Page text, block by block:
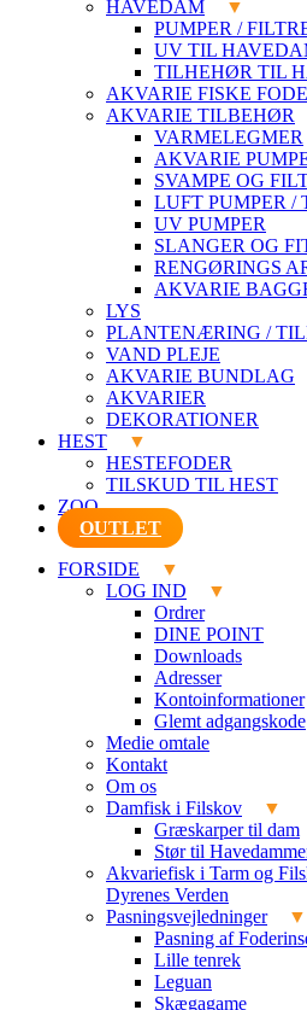
HAVEDAM
PUMPER /
UV TIL
TILHEHØR TIL
AKVARIE FISKE
AKVARIE TILBEHØR
VARMELEGMER
AKVARIE
SVAMPE OG
LUFT PUMPER /
UV PUMPER
SLANGER OG
RENGØRINGS
AKVARIE
LYS
PLANTENÆRING /
VAND PLEJE
AKVARIE BUNDLAG
AKVARIER
DEKORATIONER
HEST
HESTEFODER
TILSKUD TIL HEST
ZOO
OUTLET
FORSIDE
LOG IND
Ordrer
DINE POINT
Downloads
Adresser
Kontoinformationer
Glemt adgangskode
Medie omtale
Kontakt
Om os
Damfisk i Filskov
Græskarper til dam
Stør til
Akvariefisk i Tarm og
Dyrenes Verden
Pasningsvejledninger
Pasning af
Lille tenrek
Leguan
Skægagame